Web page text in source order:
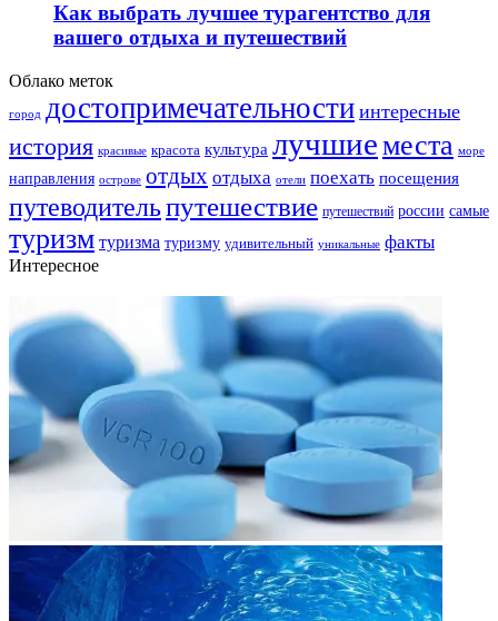
Как выбрать лучшее турагентство для
вашего отдыха и путешествий
Облако меток
город достопримечательности интересные
история красивые красота культура лучшиеместа море
направления острове отдых отдыха отели поехать посещения
путеводительпутешествие путешествий россии самые
туризм туризма туризму удивительный уникальные факты
Интересное